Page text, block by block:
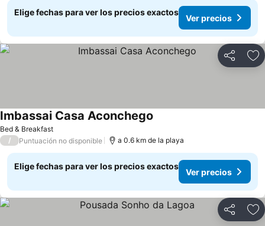
Elige fechas para ver los precios exactos
Ver precios
Compartir
Bed & Breakfast
Imbassai Casa Aconchego
/ Puntuación no disponible a 0.6 km de la playa
Elige fechas para ver los precios exactos
Ver precios
Compartir